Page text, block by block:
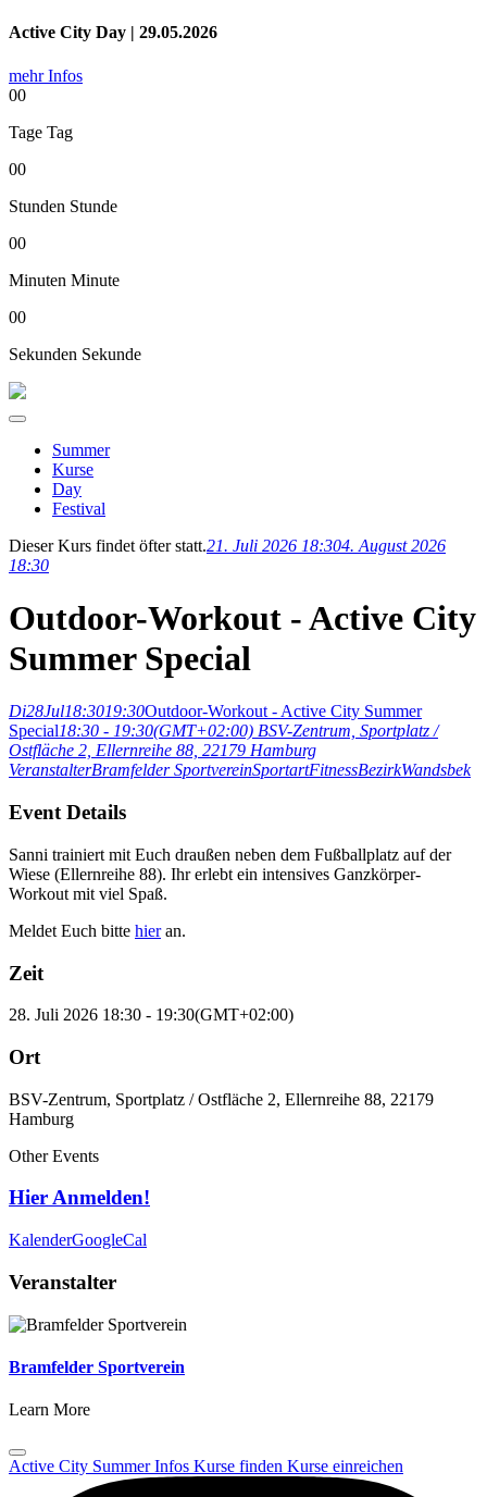
Active City Day | 29.05.2026
mehr Infos
00
Tage Tag
00
Stunden Stunde
00
Minuten Minute
00
Sekunden Sekunde
Summer
Kurse
Day
Festival
Dieser Kurs findet öfter statt.21. Juli 2026 18:304. August 2026
18:30
Outdoor-Workout - Active City
Summer Special
Di28Jul18:3019:30Outdoor-Workout - Active City Summer
Special18:30 - 19:30(GMT+02:00) BSV-Zentrum, Sportplatz /
Ostfläche 2, Ellernreihe 88, 22179 Hamburg
VeranstalterBramfelder SportvereinSportartFitnessBezirkWandsbek
Event Details
Sanni trainiert mit Euch draußen neben dem Fußballplatz auf der
Wiese (Ellernreihe 88). Ihr erlebt ein intensives Ganzkörper-
Workout mit viel Spaß.
Meldet Euch bitte hieran.
Zeit
28. Juli 2026 18:30 - 19:30(GMT+02:00)
Ort
BSV-Zentrum, Sportplatz / Ostfläche 2, Ellernreihe 88, 22179
Hamburg
Other Events
Hier Anmelden!
KalenderGoogleCal
Veranstalter
Bramfelder Sportverein
Learn More
Active City SummerInfos Kurse finden Kurse einreichen